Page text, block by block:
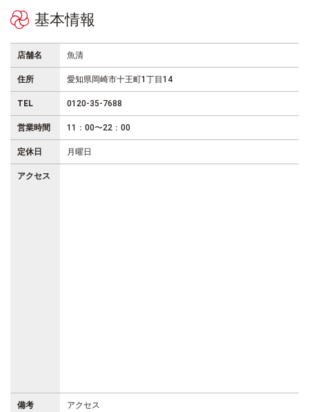
基本情報
店舗名 魚清
住所 愛知県岡崎市十王町1丁目14
TEL 0120-35-7688
営業時間 11：00〜22：00
定休日 月曜日
アクセス
備考
アクセス